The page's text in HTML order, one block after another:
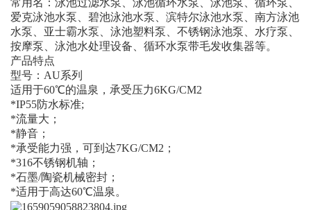
常用名：泳池过滤水泵、泳池循环水泵、泳池泵、循环泵、
爱克泳池水泵、碧池泳池水泵、滨特尔泳池水泵、南方泳池
水泵、亚士霸水泵、泳池塑料泵、不锈钢泳池泵、水疗泵、
按摩泵、泳池水处理设备、循环水泵带毛发收集器等。
产品特点
型号：AU系列
适用于60℃的温泉，承受压力6KG/CM2
*IP55防水标准;
*流量大；
*静音；
*承受能力强，可到达7KG/CM2；
*316不锈钢机轴；
*石墨/陶瓷机械密封；
*适用于高达60℃温泉。